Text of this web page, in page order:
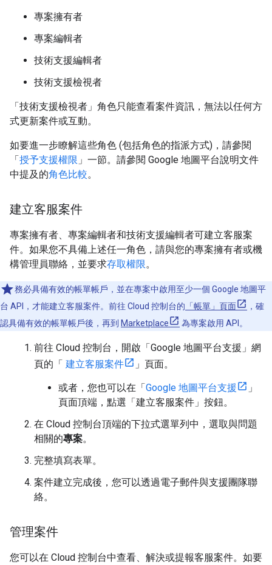
專案擁有者
專案編輯者
技術支援編輯者
技術支援檢視者
「技術支援檢視者」角色只能查看案件資訊，無法以任何方
式更新案件或互動。
如要進一步瞭解這些角色 (包括角色的指派方式)，請參閱
「授予支援權限 」一節。請參閱 Google 地圖平台說明文件
中提及的角色比較。
建立客服案件
專案擁有者、專案編輯者和技術支援編輯者可建立客服案
件。如果您不具備上述任一角色，請與您的專案擁有者或機
構管理員聯絡，並要求存取權限。
務必具備有效的帳單帳戶，並在專案中啟用至少一個 Google 地圖平
台 API，才能建立客服案件。前往 Cloud 控制台的 「帳單」頁面
，確
認具備有效的帳單帳戶後，再到 Marketplace 為專案啟用 API。
前往 Cloud 控制台，開啟「Google 地圖平台支援」網
頁的「 建立客服案件 」頁面。
或者，您也可以在「Google 地圖平台支援
」
頁面頂端，點選「建立客服案件」按鈕。
在 Cloud 控制台頂端的下拉式選單列中，選取與問題
相關的專案。
完整填寫表單。
案件建立完成後，您可以透過電子郵件與支援團隊聯
絡。
管理案件
您可以在 Cloud 控制台中查看、解決或提報客服案件。如要